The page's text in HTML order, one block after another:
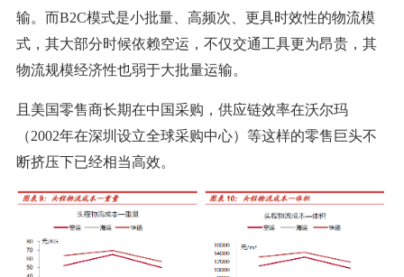
输。而B2C模式是小批量、高频次、更具时效性的物流模
式，其大部分时候依赖空运，不仅交通工具更为昂贵，其
物流规模经济性也弱于大批量运输。
且美国零售商长期在中国采购，供应链效率在沃尔玛
（2002年在深圳设立全球采购中心）等这样的零售巨头不
断挤压下已经相当高效。